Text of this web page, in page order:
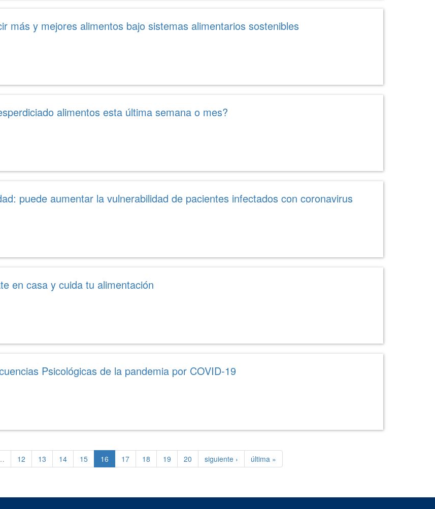
más y mejores alimentos bajo sistemas alimentarios sostenibles
alimentos esta última semana o mes?
puede aumentar la vulnerabilidad de pacientes infectados con coronavirus
en casa y cuida tu alimentación
Psicológicas de la pandemia por COVID-19
12 13 14 15 16 17 18 19 20 siguiente › última »